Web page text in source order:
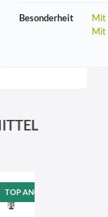
Besonderheit
Mit
Mit
TOP ANGEBOT